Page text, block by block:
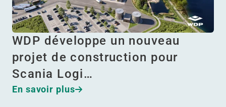
WDP développe un nouveau
projet de construction pour
Scania Logi…
En savoir plus